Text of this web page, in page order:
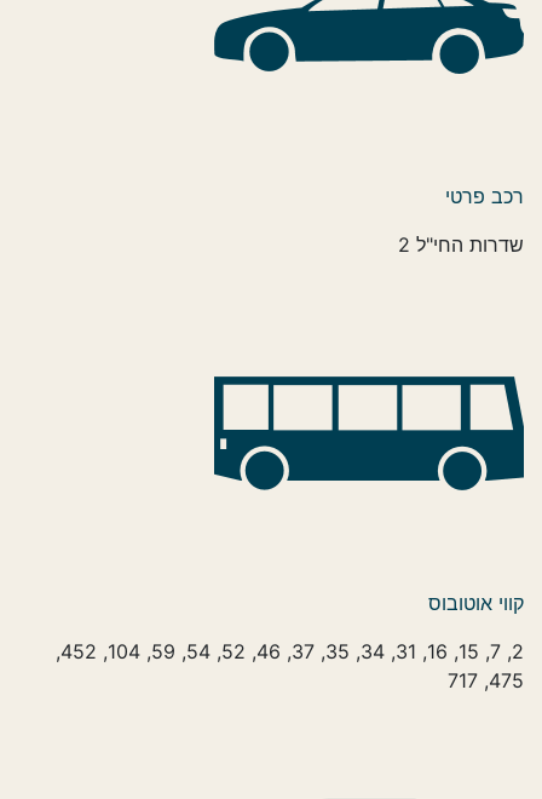
רכב פרטי
שדרות החי"ל 2
קווי אוטובוס
2, 7, 15, 16, 31, 34, 35, 37, 46, 52, 54, 59, 104, 452,
475, 717